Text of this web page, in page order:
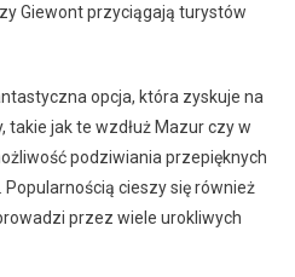
Giewont przyciągają turystów
opcja, która zyskuje na
jak te wzdłuż Mazur czy w
podziwiania przepięknych
cieszy się również
przez wiele urokliwych